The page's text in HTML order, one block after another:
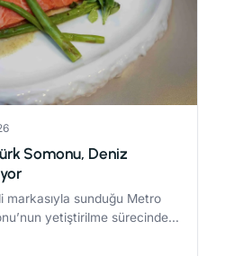
Somonu, Deniz
markasıyla sunduğu Metro
yetiştirilme sürecinde